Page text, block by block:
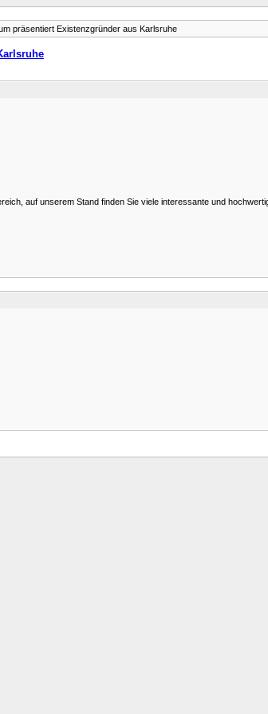
präsentiert Existenzgründer aus Karlsruhe
auf unserem Stand finden Sie viele interessante und